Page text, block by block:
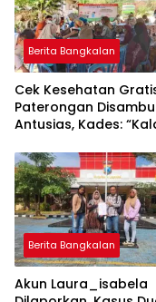
Berita Bangkalan
Cek Kesehatan
Paterongan
Antusias, Kades:
Berita Bangkalan
Akun Laura_isabela